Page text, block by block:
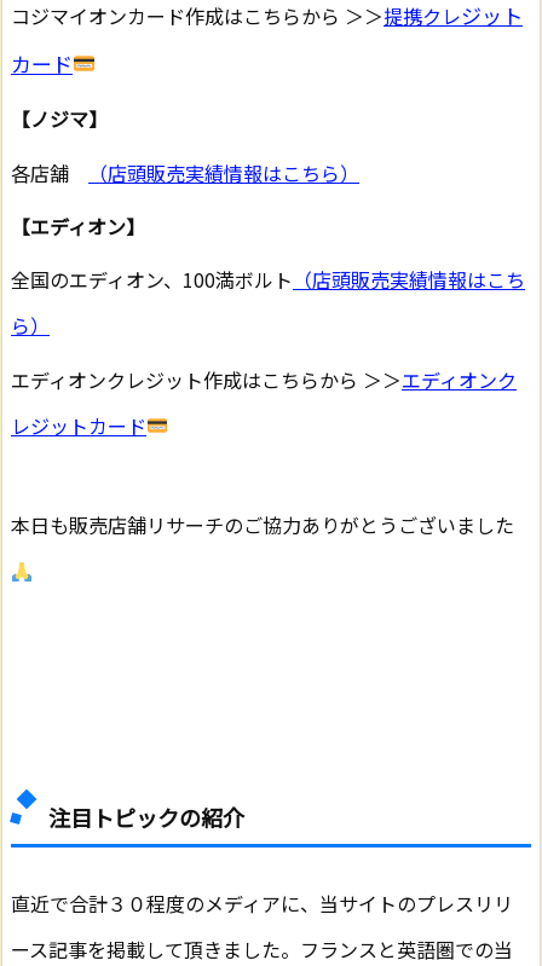
コジマイオンカード作成はこちらから ＞＞提携クレジット
カード
【ノジマ】
各店舗
（店頭販売実績情報はこちら）
【エディオン】
全国のエディオン、100満ボルト （店頭販売実績情報はこち
ら）
エディオンクレジット作成はこちらから ＞＞エディオンク
レジットカード
本日も販売店舗リサーチのご協力ありがとうございました
注目トピックの紹介
直近で合計３０程度のメディアに、当サイトのプレスリリ
ース記事を掲載して頂きました。フランスと英語圏での当